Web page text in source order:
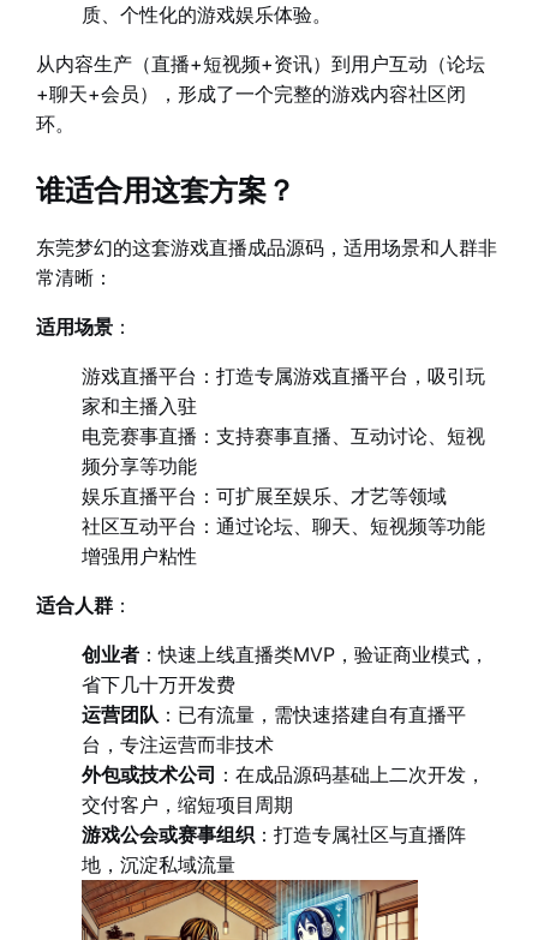
质、个性化的游戏娱乐体验。
从内容生产（直播+短视频+资讯）到用户互动（论坛
+聊天+会员），形成了一个完整的游戏内容社区闭
环。
谁适合用这套方案？
东莞梦幻的这套游戏直播成品源码，适用场景和人群非
常清晰：
适用场景 ：
游戏直播平台：打造专属游戏直播平台，吸引玩
家和主播入驻
电竞赛事直播：支持赛事直播、互动讨论、短视
频分享等功能
娱乐直播平台：可扩展至娱乐、才艺等领域
社区互动平台：通过论坛、聊天、短视频等功能
增强用户粘性
适合人群 ：
创业者 ：快速上线直播类MVP，验证商业模式，
省下几十万开发费
运营团队 ：已有流量，需快速搭建自有直播平
台，专注运营而非技术
外包或技术公司 ：在成品源码基础上二次开发，
交付客户，缩短项目周期
游戏公会或赛事组织 ：打造专属社区与直播阵
地，沉淀私域流量